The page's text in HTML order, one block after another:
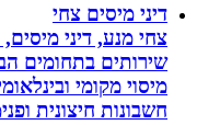
דיני מיסים צחי
צחי מנע, דיני מיסים,
שירותים בתחומים
מיסוי מקומי ובינלאומי *
חשבונות חיצונית